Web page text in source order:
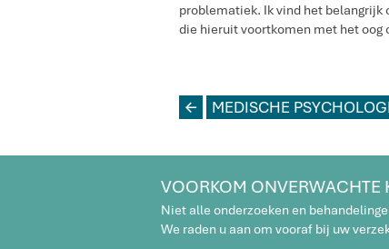
problematiek. Ik vind het belangrijk
die hieruit voortkomen met het oog
L MEDISCHE
VOORKOM ONVERWACHTE
Niet alle onderzoeken en
We raden u aan om vooraf bij uw